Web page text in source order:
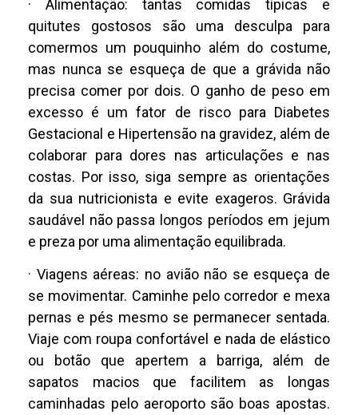
· Alimentação: tantas comidas típicas e
quitutes gostosos são uma desculpa para
comermos um pouquinho além do costume,
mas nunca se esqueça de que a grávida não
precisa comer por dois. O ganho de peso em
excesso é um fator de risco para Diabetes
Gestacional e Hipertensão na gravidez, além de
colaborar para dores nas articulações e nas
costas. Por isso, siga sempre as orientações
da sua nutricionista e evite exageros. Grávida
saudável não passa longos períodos em jejum
e preza por uma alimentação equilibrada.
· Viagens aéreas: no avião não se esqueça de
se movimentar. Caminhe pelo corredor e mexa
pernas e pés mesmo se permanecer sentada.
Viaje com roupa confortável e nada de elástico
ou botão que apertem a barriga, além de
sapatos macios que facilitem as longas
caminhadas pelo aeroporto são boas apostas.